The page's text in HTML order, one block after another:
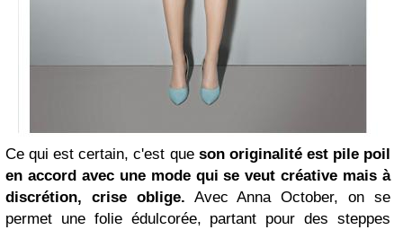
Ce qui est certain, c'est que son originalité est pile poil
en accord avec une mode qui se veut créative mais à
discrétion, crise oblige. Avec Anna October, on se
permet une folie édulcorée, partant pour des steppes